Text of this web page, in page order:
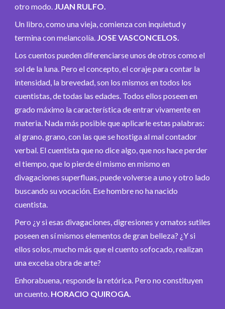
otro modo. JUAN RULFO.
Un libro, como una vieja, comienza con inquietud y
termina con melancolía. JOSE VASCONCELOS.
Los cuentos pueden diferenciarse unos de otros como el
sol de la luna. Pero el concepto, el coraje para contar la
intensidad, la brevedad, son los mismos en todos los
cuentistas, de todas las edades. Todos ellos poseen en
grado máximo la característica de entrar vivamente en
materia. Nada más posible que aplicarle estas palabras:
al grano, grano, con las que se hostiga al mal contador
verbal. El cuentista que no dice algo, que nos hace perder
el tiempo, que lo pierde él mismo en mismo en
divagaciones superfluas, puede volverse a uno y otro lado
buscando su vocación. Ese hombre no ha nacido
cuentista.
Pero ¿y si esas divagaciones, digresiones y ornatos sutiles
poseen en sí mismos elementos de gran belleza? ¿Y si
ellos solos, mucho más que el cuento sofocado, realizan
una excelsa obra de arte?
Enhorabuena, responde la retórica. Pero no constituyen
un cuento. HORACIO QUIROGA.